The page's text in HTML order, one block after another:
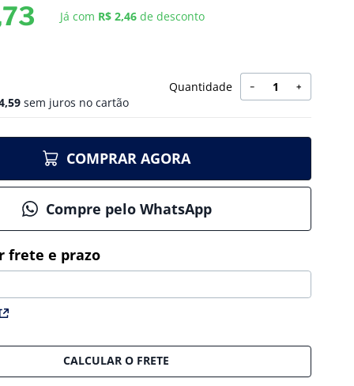
73 Já com R$ 2,46de desconto
,59sem juros no cartão
Quantidade ＋
－
COMPRAR AGORA
Compre pelo WhatsApp
CALCULAR O FRETE